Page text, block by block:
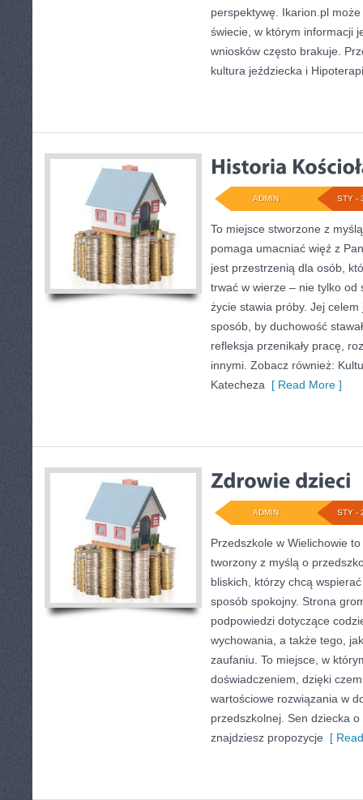
perspektywę. Ikarion.pl
świecie, w którym informacji
wniosków często brakuje.
kultura jeździecka i
STY -
ADMIN
To miejsce stworzone z
pomaga umacniać więź z
jest przestrzenią dla osób,
trwać w wierze – nie tylko od
życie stawia próby. Jej
sposób, by duchowość
refleksja przenikały pracę,
innymi. Zobacz również:
Katecheza [ Read More ]
STY -
ADMIN
Przedszkole w Wielichowie
tworzony z myślą o
bliskich, którzy chcą
sposób spokojny. Strona
podpowiedzi dotyczące
wychowania, a także tego,
zaufaniu. To miejsce, w
doświadczeniem, dzięki
wartościowe rozwiązania w
przedszkolnej. Sen dziecka
znajdziesz propozycje [